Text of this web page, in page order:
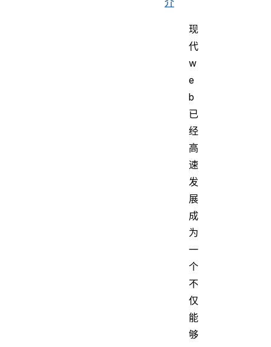
现
代
w
e
b
已
经
高
速
发
展
成
为
一
个
不
仅
能
够